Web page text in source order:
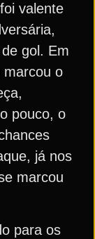
valente
gol. Em
marcou o
pouco, o
já nos
marcou
para os